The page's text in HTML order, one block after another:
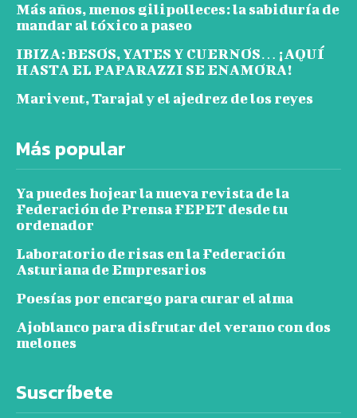
Más años, menos gilipolleces: la sabiduría de
mandar al tóxico a paseo
IBIZA: BESOS, YATES Y CUERNOS… ¡AQUÍ
HASTA EL PAPARAZZI SE ENAMORA!
Marivent, Tarajal y el ajedrez de los reyes
Más popular
Ya puedes hojear la nueva revista de la
Federación de Prensa FEPET desde tu
ordenador
Laboratorio de risas en la Federación
Asturiana de Empresarios
Poesías por encargo para curar el alma
Ajoblanco para disfrutar del verano con dos
melones
Suscríbete